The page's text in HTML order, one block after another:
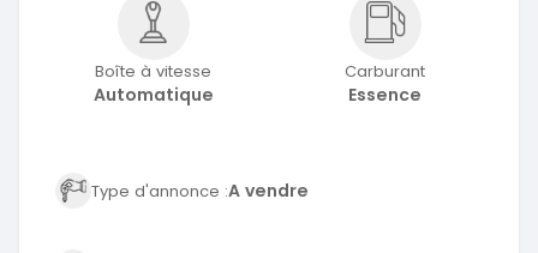
Boîte à vitesse
Automatique
Carburant
Essence
Type d'annonce :A vendre